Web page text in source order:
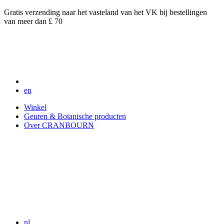
Gratis verzending naar het vasteland van het VK bij bestellingen
van meer dan £ 70
en
Winkel
Geuren & Botanische producten
Over CRANBOURN
nl